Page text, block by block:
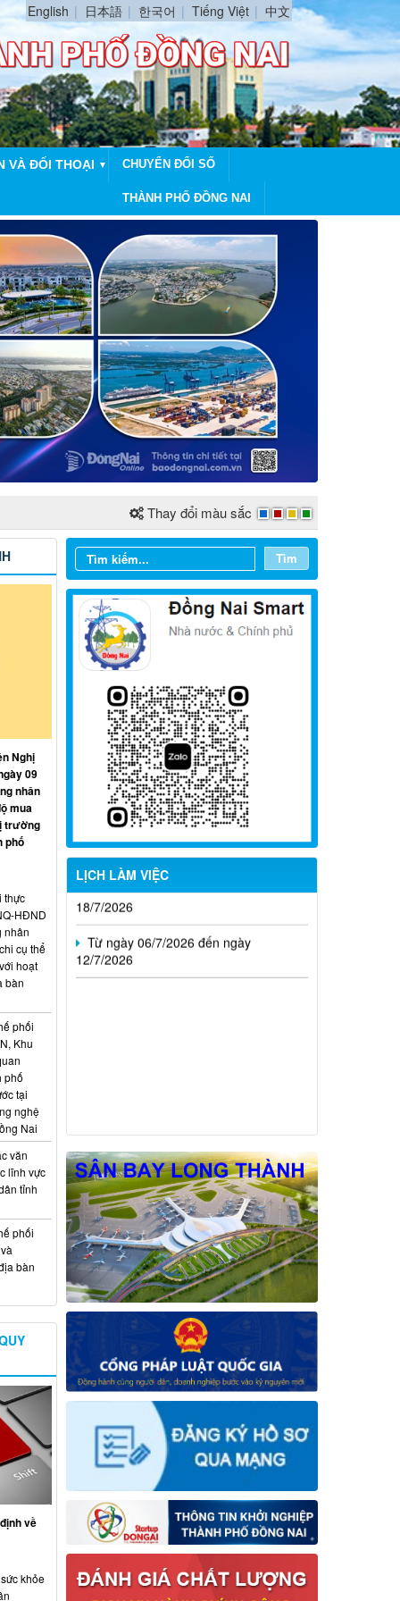
English 日本語 한국어 Tiếng Việt 中文
VÀ ĐỐI THOẠI ▼ CHUYỂN ĐỔI SỐ
THÀNH PHỐ ĐỒNG NAI
Thay đổi màu sắc
Tìm
LỊCH LÀM VIỆC
Từ ngày 03/8/2026 đến ngày
09/8/2026
Từ ngày 27/7/2026 đến ngày
02/8/2026
Từ ngày 20/7/2026 đến ngày
26/7/2026
Từ ngày 13/7/2026 đến ngày
18/7/2026
12/7/2026
Nghị
09
nhân
mua
trường
phố
thực
HĐND
nhân
cụ thể
hoạt
bàn
phối
Khu
phố
tại
nghệ
Nai
văn
lĩnh vực
tỉnh
phối
bàn
về
khỏe